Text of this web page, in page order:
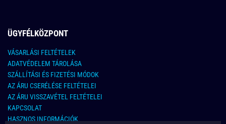
ÜGYFÉLKÖZPONT
VÁSARLÁSI FELTÉTELEK
ADATVÉDELEM TÁROLÁSA
SZÁLLÍTÁSI ÉS FIZETÉSI MÓDOK
AZ ÁRU CSERÉLÉSE FELTÉTELEI
AZ ÁRU VISSZAVÉTEL FELTÉTELEI
KAPCSOLAT
HASZNOS INFORMÁCIÓK